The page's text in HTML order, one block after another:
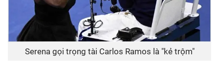
Serena gọi trọng tài Carlos Ramos là "kẻ trộm"